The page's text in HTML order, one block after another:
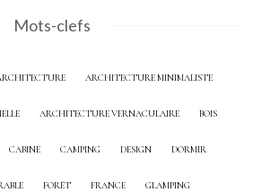
Mots-clefs
ARCHITECTURE MINIMALISTE
ARCHITECTURE VERNACULAIRE BOIS
CABINE CAMPING DESIGN DORMIR
FORÊT FRANCE GLAMPING